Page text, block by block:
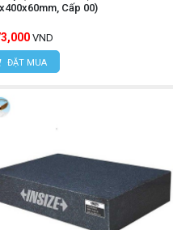
Cấp 00)
VND
ĐẶT MUA